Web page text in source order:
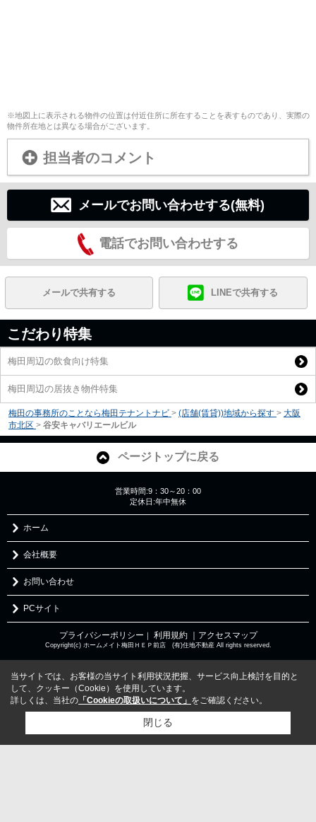
※地図上に表示される物件の位置は付近住所に所在することを表すものであり、実際の
物件所在地とは異なる場合がございます。
担当者のコメント
メールでお問い合わせする(無料)
電話でお問い合わせする
メールで共有する LINEで共有する
こだわり特集
梅田周辺の飲食向け特集
梅田周辺の居抜き物件特集
梅田の事務所のことなら梅田テナントナビ > (店舗(賃貸))地域から探す > 大阪
市北区 > 谷安キャバリエールビル
ページトップに戻る
営業時間:9：30～20：00
定休日:年中無休
ホーム
会社概要
お問い合わせ
PCサイト
プライバシーポリシー ｜ 利用規約 ｜アクセスマップ
Copyright(c) ホームメイト梅田ＨＥＰ前店 (有)住地不動産 All rights reserved.
当サイトでは、お客様の当サイト利用状況把握、サービス向上検討を目的と
して、クッキー（Cookie）を使用しています。
詳しくは、当社の 「Cookieの取扱いについて」 をご確認ください。
閉じる